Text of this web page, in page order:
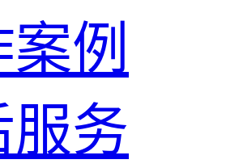
例
服务